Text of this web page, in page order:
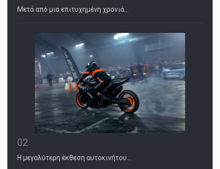
Μετά από μια επιτυχημένη χρονιά…
02
Η μεγαλύτερη έκθεση αυτοκινήτου…